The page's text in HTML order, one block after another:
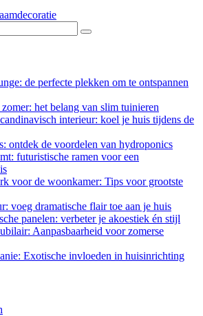
de perfecte plekken om te ontspannen
het belang van slim tuinieren
interieur: koel je huis tijdens de
ontdek de voordelen van hydroponics
futuristische ramen voor een
voor de woonkamer: Tips voor grootste
voeg dramatische flair toe aan je huis
panelen: verbeter je akoestiek én stijl
Aanpasbaarheid voor zomerse
Exotische invloeden in huisinrichting